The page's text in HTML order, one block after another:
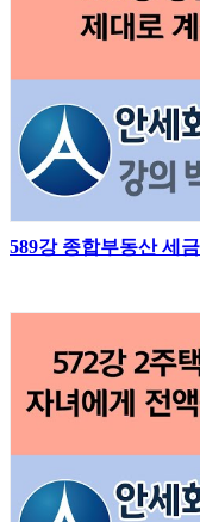
589강 종합부동산 세